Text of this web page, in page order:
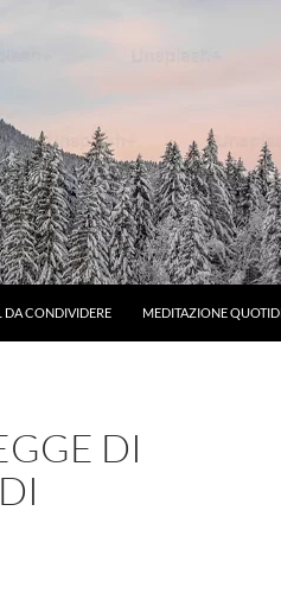
DA CONDIVIDERE MEDITAZIONE
DI